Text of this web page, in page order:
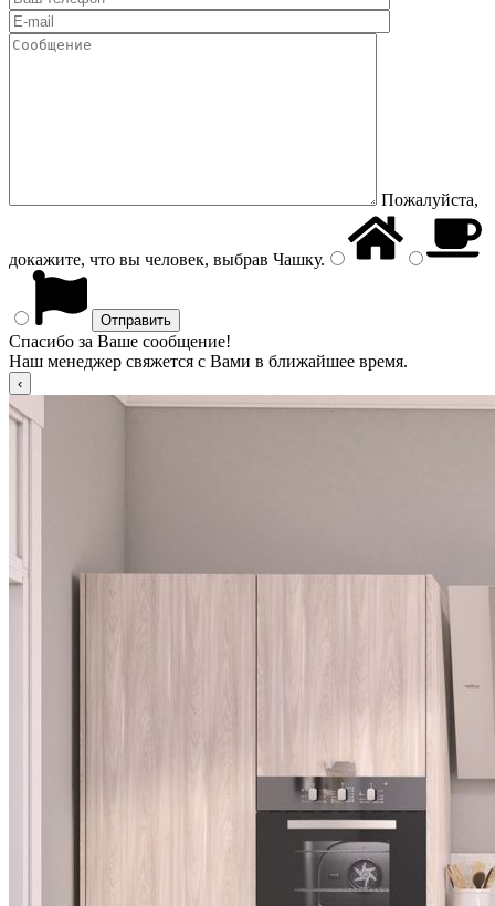
Пожалуйста,
докажите, что вы человек, выбрав Чашку.
Спасибо за Ваше сообщение!
Наш менеджер свяжется с Вами в ближайшее время.